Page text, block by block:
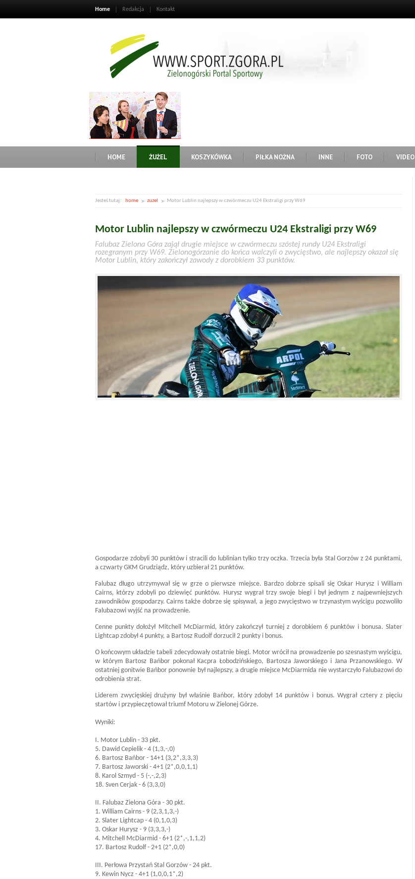
Home Redakcja Kontakt
HOME ŻUŻEL KOSZYKÓWKA PIŁKA NOŻNA INNE FOTO VIDEO
Jesteś tutaj: home zuzel Motor Lublin najlepszy w czwórmeczu U24 Ekstraligi przy W69
Motor Lublin najlepszy w czwórmeczu U24 Ekstraligi przy W69
Falubaz Zielona Góra zajął drugie miejsce w czwórmeczu szóstej rundy U24 Ekstraligi
rozegranym przy W69. Zielonogórzanie do końca walczyli o zwycięstwo, ale najlepszy okazał się
Motor Lublin, który zakończył zawody z dorobkiem 33 punktów.
Gospodarze zdobyli 30 punktów i stracili do lublinian tylko trzy oczka. Trzecia była Stal Gorzów z 24 punktami,
a czwarty GKM Grudziądz, który uzbierał 21 punktów.
Falubaz długo utrzymywał się w grze o pierwsze miejsce. Bardzo dobrze spisali się Oskar Hurysz i William
Cairns, którzy zdobyli po dziewięć punktów. Hurysz wygrał trzy swoje biegi i był jednym z najpewniejszych
zawodników gospodarzy. Cairns także dobrze się spisywał, a jego zwycięstwo w trzynastym wyścigu pozwoliło
Falubazowi wyjść na prowadzenie.
Cenne punkty dołożył Mitchell McDiarmid, który zakończył turniej z dorobkiem 6 punktów i bonusa. Slater
Lightcap zdobył 4 punkty, a Bartosz Rudolf dorzucił 2 punkty i bonus.
O końcowym układzie tabeli zdecydowały ostatnie biegi. Motor wrócił na prowadzenie po szesnastym wyścigu,
w którym Bartosz Bańbor pokonał Kacpra Łobodzińskiego, Bartosza Jaworskiego i Jana Przanowskiego. W
ostatniej gonitwie Bańbor ponownie był najlepszy, a drugie miejsce McDiarmida nie wystarczyło Falubazowi do
odrobienia strat.
Liderem zwycięskiej drużyny był właśnie Bańbor, który zdobył 14 punktów i bonus. Wygrał cztery z pięciu
startów i przypieczętował triumf Motoru w Zielonej Górze.
Wyniki:
I. Motor Lublin - 33 pkt.
5. Dawid Cepielik - 4 (1,3,-,0)
6. Bartosz Bańbor - 14+1 (3,2*,3,3,3)
7. Bartosz Jaworski - 4+1 (2*,0,0,1,1)
8. Karol Szmyd - 5 (-,-,2,3)
18. Sven Cerjak - 6 (3,3,0)
II. Falubaz Zielona Góra - 30 pkt.
1. William Cairns - 9 (2,3,1,3,-)
2. Slater Lightcap - 4 (0,1,0,3)
3. Oskar Hurysz - 9 (3,3,3,-)
4. Mitchell McDiarmid - 6+1 (2*,-,1,1,2)
17. Bartosz Rudolf - 2+1 (2*,0,0)
III. Perłowa Przystań Stal Gorzów - 24 pkt.
9. Kewin Nycz - 4+1 (1,0,0,1*,2)